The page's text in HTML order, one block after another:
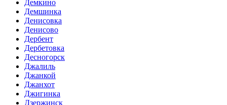
Демкино
Демшинка
Денисовка
Денисово
Дербент
Дербетовка
Десногорск
Джалиль
Джанкой
Джанхот
Джигинка
Дзержинск